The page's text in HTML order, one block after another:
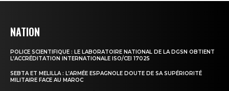
NATION
POLICE SCIENTIFIQUE : LE LABORATOIRE NATIONAL DE LA DGSN OBTIENT
L’ACCRÉDITATION INTERNATIONALE ISO/CEI 17025
SEBTA ET MELILLA : L’ARMÉE ESPAGNOLE DOUTE DE SA SUPÉRIORITÉ
MILITAIRE FACE AU MAROC